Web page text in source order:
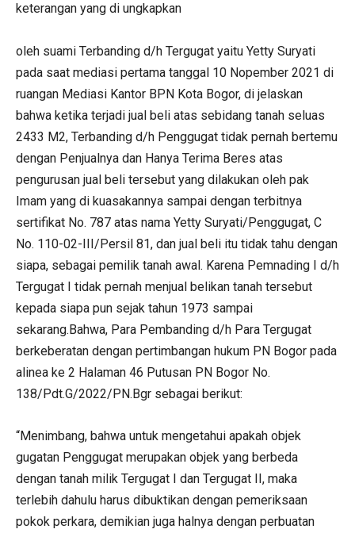
keterangan yang di ungkapkan
oleh suami Terbanding d/h Tergugat yaitu Yetty Suryati
pada saat mediasi pertama tanggal 10 Nopember 2021 di
ruangan Mediasi Kantor BPN Kota Bogor, di jelaskan
bahwa ketika terjadi jual beli atas sebidang tanah seluas
2433 M2, Terbanding d/h Penggugat tidak pernah bertemu
dengan Penjualnya dan Hanya Terima Beres atas
pengurusan jual beli tersebut yang dilakukan oleh pak
Imam yang di kuasakannya sampai dengan terbitnya
sertifikat No. 787 atas nama Yetty Suryati/Penggugat, C
No. 110-02-III/Persil 81, dan jual beli itu tidak tahu dengan
siapa, sebagai pemilik tanah awal. Karena Pemnading I d/h
Tergugat I tidak pernah menjual belikan tanah tersebut
kepada siapa pun sejak tahun 1973 sampai
sekarang.Bahwa, Para Pembanding d/h Para Tergugat
berkeberatan dengan pertimbangan hukum PN Bogor pada
alinea ke 2 Halaman 46 Putusan PN Bogor No.
138/Pdt.G/2022/PN.Bgr sebagai berikut:
“Menimbang, bahwa untuk mengetahui apakah objek
gugatan Penggugat merupakan objek yang berbeda
dengan tanah milik Tergugat I dan Tergugat II, maka
terlebih dahulu harus dibuktikan dengan pemeriksaan
pokok perkara, demikian juga halnya dengan perbuatan